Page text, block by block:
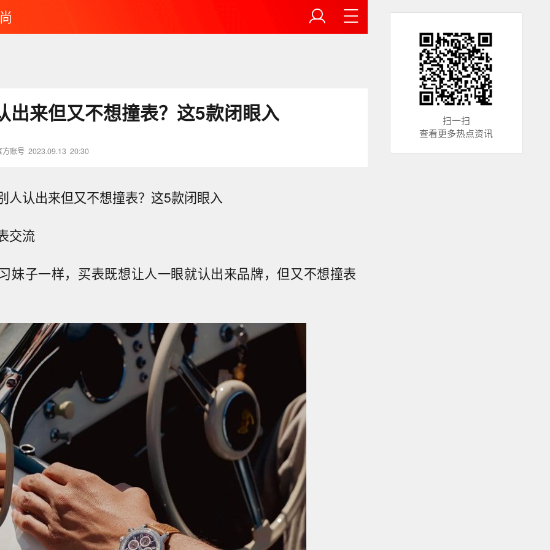
出来但又不想撞表？这5款闭眼入
方账号 2023.09.13 20:30
人认出来但又不想撞表？这5款闭眼入
交流
妹子一样，买表既想让人一眼就认出来品牌，但又不想撞表
扫一扫
查看更多热点资讯